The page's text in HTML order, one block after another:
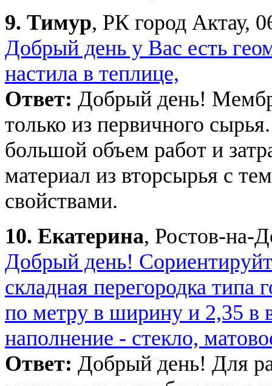
9. Тимур, РК город Актау,
Добрый день у Вас есть
настила в теплице,
Ответ: Добрый день!
только из первичного
большой объем работ и
материал из вторсырья с
свойствами.
10. Екатерина, Ростов-на-
Добрый день!
складная перегородка типа
по метру в ширину и 2,35 в
наполнение - стекло,
Ответ: Добрый день! Для